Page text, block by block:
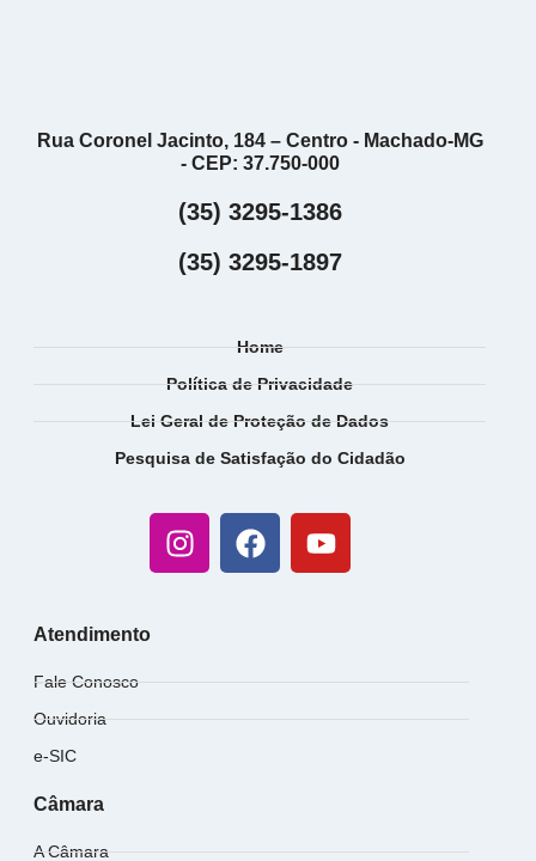
Rua Coronel Jacinto, 184 – Centro - Machado-MG
- CEP: 37.750-000
(35) 3295-1386
(35) 3295-1897
Home
Política de Privacidade
Lei Geral de Proteção de Dados
Pesquisa de Satisfação do Cidadão
Atendimento
Fale Conosco
Ouvidoria
e-SIC
Câmara
A Câmara